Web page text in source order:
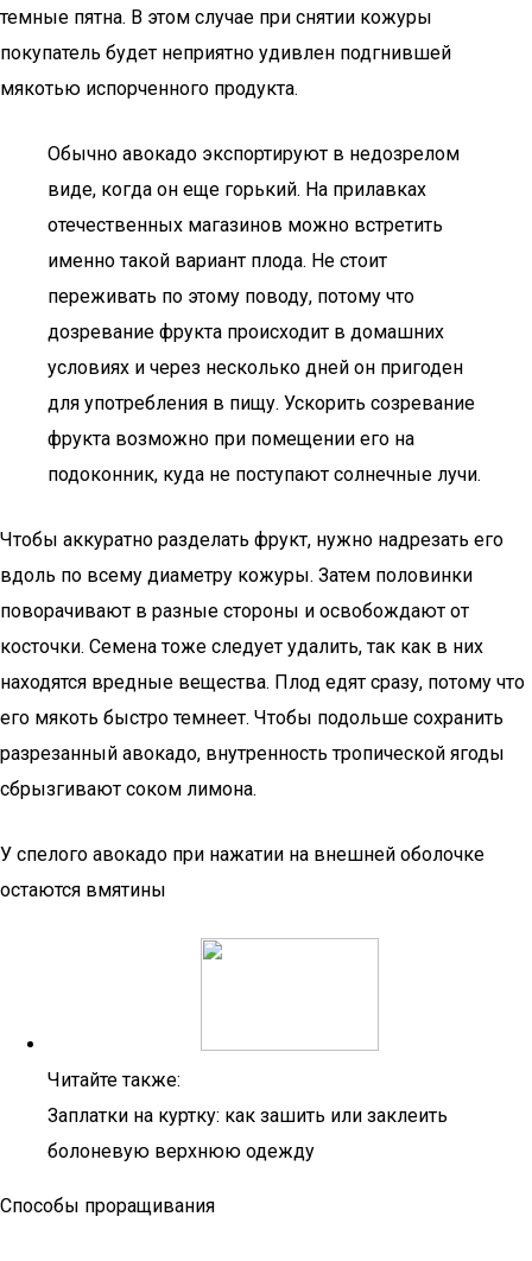
темные пятна. В этом случае при снятии кожуры
покупатель будет неприятно удивлен подгнившей
мякотью испорченного продукта.
Обычно авокадо экспортируют в недозрелом
виде, когда он еще горький. На прилавках
отечественных магазинов можно встретить
именно такой вариант плода. Не стоит
переживать по этому поводу, потому что
дозревание фрукта происходит в домашних
условиях и через несколько дней он пригоден
для употребления в пищу. Ускорить созревание
фрукта возможно при помещении его на
подоконник, куда не поступают солнечные лучи.
Чтобы аккуратно разделать фрукт, нужно надрезать его
вдоль по всему диаметру кожуры. Затем половинки
поворачивают в разные стороны и освобождают от
косточки. Семена тоже следует удалить, так как в них
находятся вредные вещества. Плод едят сразу, потому что
его мякоть быстро темнеет. Чтобы подольше сохранить
разрезанный авокадо, внутренность тропической ягоды
сбрызгивают соком лимона.
У спелого авокадо при нажатии на внешней оболочке
остаются вмятины
Читайте также:
Заплатки на куртку: как зашить или заклеить
болоневую верхнюю одежду
Способы проращивания